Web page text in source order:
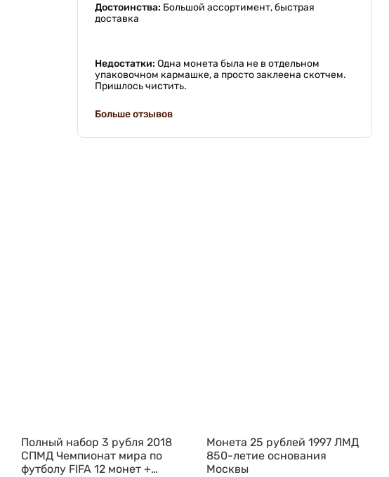
Достоинства: Большой ассортимент, быстрая
доставка
Недостатки: Одна монета была не в отдельном
упаковочном кармашке, а просто заклеена скотчем.
Пришлось чистить.
Больше отзывов
Полный набор 3 рубля 2018
СПМД Чемпионат мира по
футболу FIFA 12 монет +
Монета 25 рублей 1997 ЛМД
850-летие основания
Москвы